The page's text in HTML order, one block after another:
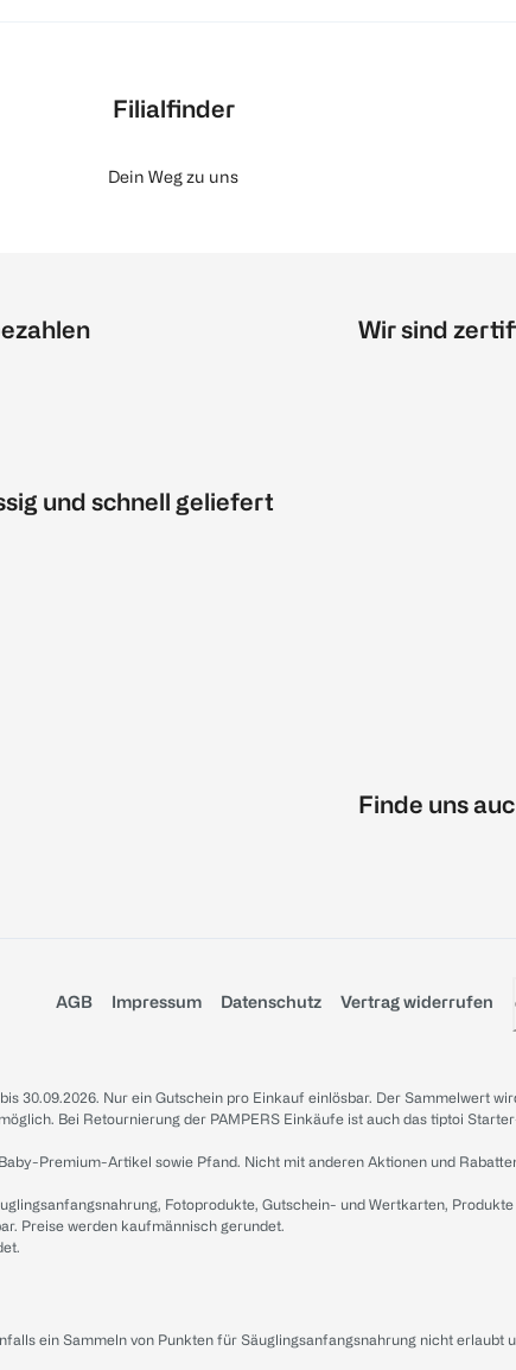
Filialfinder
Dein Weg zu uns
und schnell geliefert
Wir sind
Finde uns
AGB Impressum Datenschutz Vertrag widerrufen
30.09.2026. Nur ein Gutschein pro Einkauf einlösbar. Der Sammelwert
Bei Retournierung der PAMPERS Einkäufe ist auch das tiptoi
Premium-Artikel sowie Pfand. Nicht mit anderen Aktionen und
Fotoprodukte, Gutschein- und Wertkarten,
Preise werden kaufmännisch gerundet.
ein Sammeln von Punkten für Säuglingsanfangsnahrung nicht erlaubt